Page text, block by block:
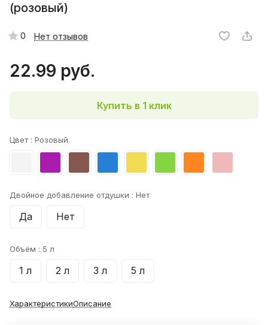
(розовый)
0 Нет отзывов
22.99 руб.
Купить в 1 клик
Цвет : Розовый
Двойное добавление отдушки : Нет
Да Нет
Объём : 5 л
1 л 2 л 3 л 5 л
ХарактеристикиОписание